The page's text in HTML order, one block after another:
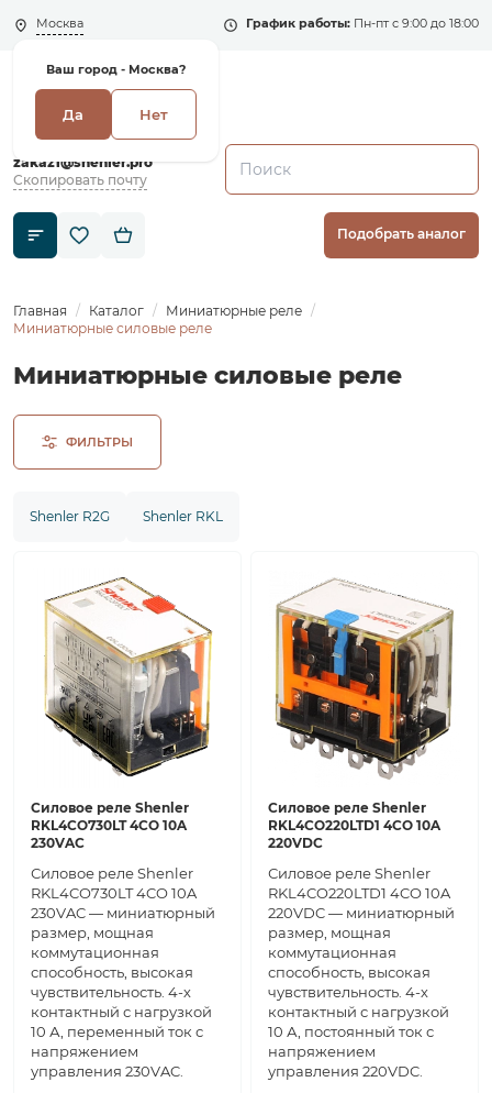
Москва
Ваш город - Москва?
Да Нет
График работы: Пн-пт с 9:00 до 18:00
+7 (495) 135-135-5
zakaz1@shenler.pro
Скопировать почту
Подобрать аналог
Главная Каталог
Миниатюрные реле
Миниатюрные силовые реле
Миниатюрные силовые реле
ФИЛЬТРЫ
Shenler R2G Shenler RKL
Силовое реле Shenler
RKL4CO730LT 4CO 10A
230VAC
Силовое реле Shenler
RKL4CO730LT 4CO 10A
230VAC — миниатюрный
размер, мощная
коммутационная
способность, высокая
чувствительность. 4-х
контактный с нагрузкой
10 А, переменный ток с
напряжением
управления 230VAC.
Силовое реле Shenler
RKL4CO220LTD1 4CO 10A
220VDC
Силовое реле Shenler
RKL4CO220LTD1 4CO 10A
220VDC — миниатюрный
размер, мощная
коммутационная
способность, высокая
чувствительность. 4-х
контактный с нагрузкой
10 А, постоянный ток с
напряжением
управления 220VDC.